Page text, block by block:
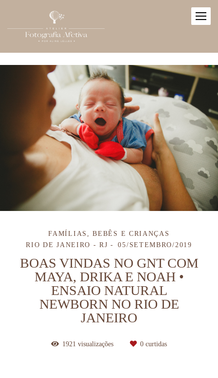
FAMÍLIAS, BEBÊS E CRIANÇAS
RIO DE JANEIRO - RJ
05/SETEMBRO/2019
BOAS VINDAS NO GNT COM
MAYA, DRIKA E NOAH •
ENSAIO NATURAL
NEWBORN NO RIO DE
JANEIRO
1921 visualizações 0 curtidas